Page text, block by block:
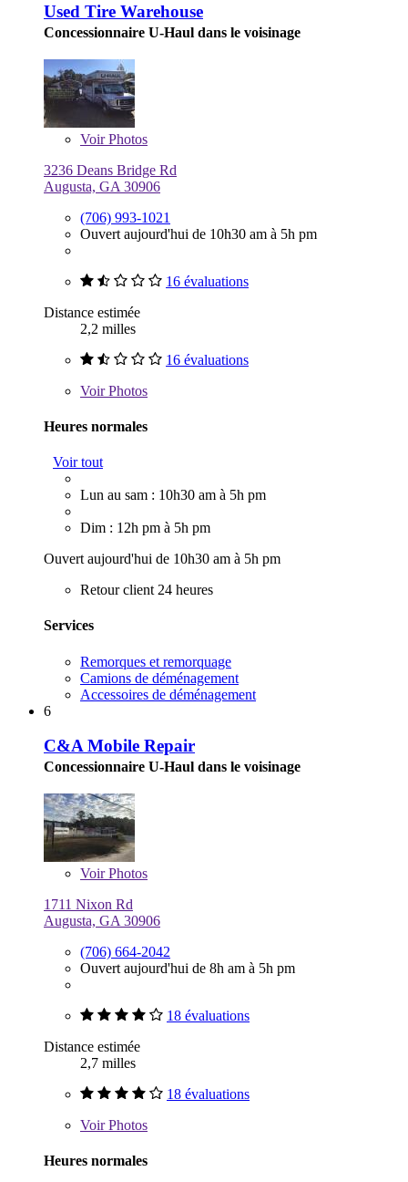
Used Tire Warehouse
Concessionnaire U-Haul dans le voisinage
VoirPhotos
3236 Deans Bridge Rd
Augusta, GA 30906
(706) 993-1021
Ouvert aujourd'hui de 10h30 am à 5h pm
16 évaluations
Distance estimée
2,2 milles
16 évaluations
VoirPhotos
Heures normales
Voir tout
Lun au sam : 10h30 am à 5h pm
Dim : 12h pm à 5h pm
Ouvert aujourd'hui de 10h30 am à 5h pm
Retour client 24 heures
Services
Remorques et remorquage
Camions de déménagement
Accessoires de déménagement
6
C&A Mobile Repair
Concessionnaire U-Haul dans le voisinage
VoirPhotos
1711 Nixon Rd
Augusta, GA 30906
(706) 664-2042
Ouvert aujourd'hui de 8h am à 5h pm
18 évaluations
Distance estimée
2,7 milles
18 évaluations
VoirPhotos
Heures normales